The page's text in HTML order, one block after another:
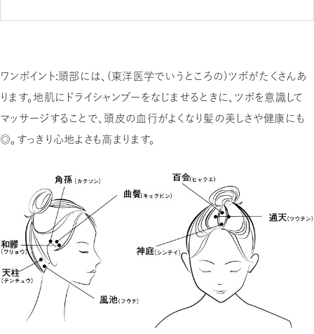
ワンポイント：頭部には、（東洋医学でいうところの）ツボがたくさんあ
ります。地肌にドライシャンプーをなじませるときに、ツボを意識して
マッサージすることで、頭皮の血行がよくなり髪の美しさや健康にも
◎。すっきり心地よさも高まります。